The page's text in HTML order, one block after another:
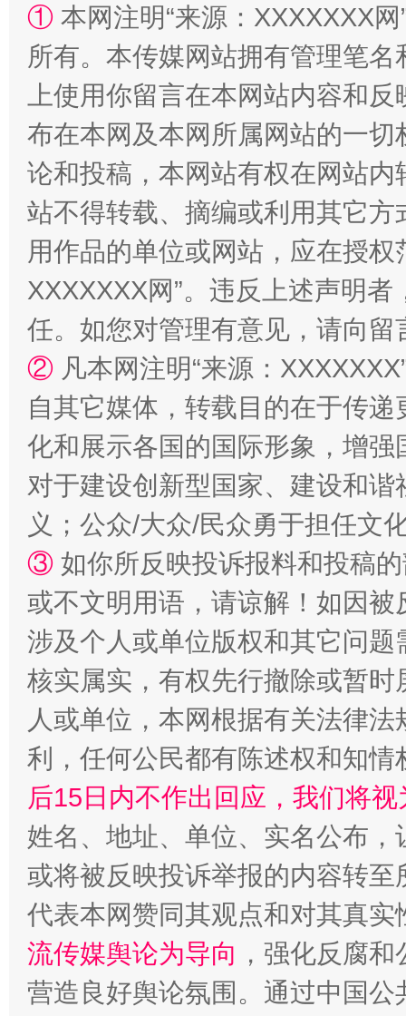
站台名比不上好声名
漫山遍野的桃花与雪山、麦地、白藏房 除
招工难、用工荒背后
网上购药对药下症？
① 本网注明“来源：XXXXXXX
所有。本传媒网站拥有管理笔
上使用你留言在本网站内容和
布在本网及本网所属网站的一
论和投稿，本网站有权在网站
站不得转载、摘编或利用其它
用作品的单位或网站，应在授
XXXXXXX网”。违反上述声明
任。如您对管理有意见，请向
② 凡本网注明“来源：
自其它媒体，转载目的在于传
化和展示各国的国际形象，增
对于建设创新型国家、建设和
义；公众/大众/民众勇于担任文
③ 如你所反映投诉报料和投稿
或不文明用语，请谅解！如因
涉及个人或单位版权和其它问题
核实属实，有权先行撤除或暂
人或单位，本网根据有关法律
利，任何公民都有陈述权和知情
后15日内不作出回应，我们将
姓名、地址、单位、实名公布
或将被反映投诉举报的内容转
代表本网赞同其观点和对其真实
流传媒舆论为导向 ，强化反腐
营造良好舆论氛围。通过中国